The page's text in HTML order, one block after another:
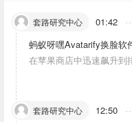
套路研究中心 01:42
蚂蚁呀嘿Avatarify换脸软
在苹果商店中迅速飙升到
套路研究中心 12:50